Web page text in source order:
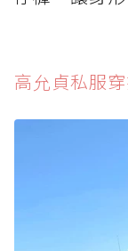
高允貞私服